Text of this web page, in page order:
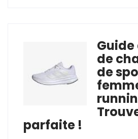
de
de
parfaite !